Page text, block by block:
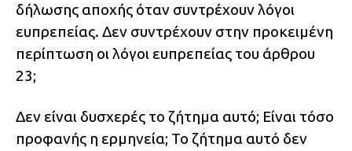
δήλωσης αποχής όταν συντρέχουν λόγοι
ευπρεπείας. Δεν συντρέχουν στην προκειμένη
περίπτωση οι λόγοι ευπρεπείας του άρθρου
23;
Δεν είναι δυσχερές το ζήτημα αυτό; Είναι τόσο
προφανής η ερμηνεία; Το ζήτημα αυτό δεν